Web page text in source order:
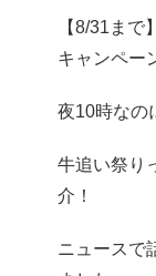
【8/31ま
キャンペー
夜10時なの
牛追い祭り
介！
ニュースで